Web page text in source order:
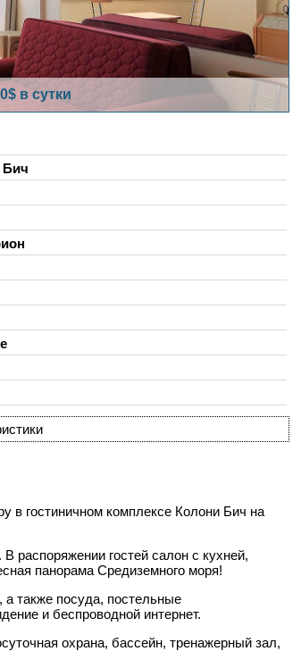
в сутки
Бич
в гостиничном комплексе Колони Бич на
распоряжении гостей салон с кухней,
панорама Средиземного моря!
а также посуда, постельные
и беспроводной интернет.
охрана, бассейн, тренажерный зал,